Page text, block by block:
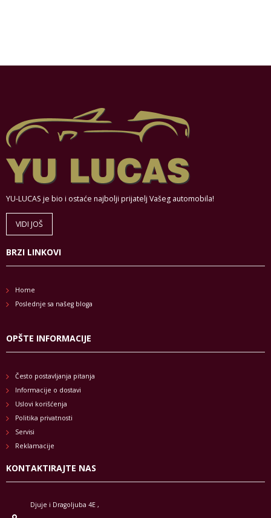
YU-LUCAS je bio i ostaće najbolji prijatelj Vašeg automobila!
VIDI JOŠ
BRZI LINKOVI
Home
Poslednje sa našeg bloga
OPŠTE INFORMACIJE
Često postavljanja pitanja
Informacije o dostavi
Uslovi korišćenja
Politika privatnosti
Servisi
Reklamacije
KONTAKTIRAJTE NAS
Djuje i Dragoljuba 4E ,